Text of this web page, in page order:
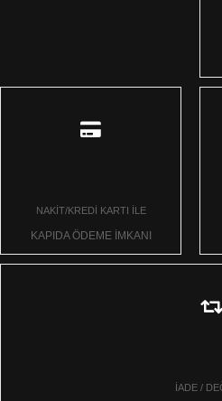
NAKİT/KREDİ KARTI İLE
KAPIDA ÖDEME İMKANI
İADE /